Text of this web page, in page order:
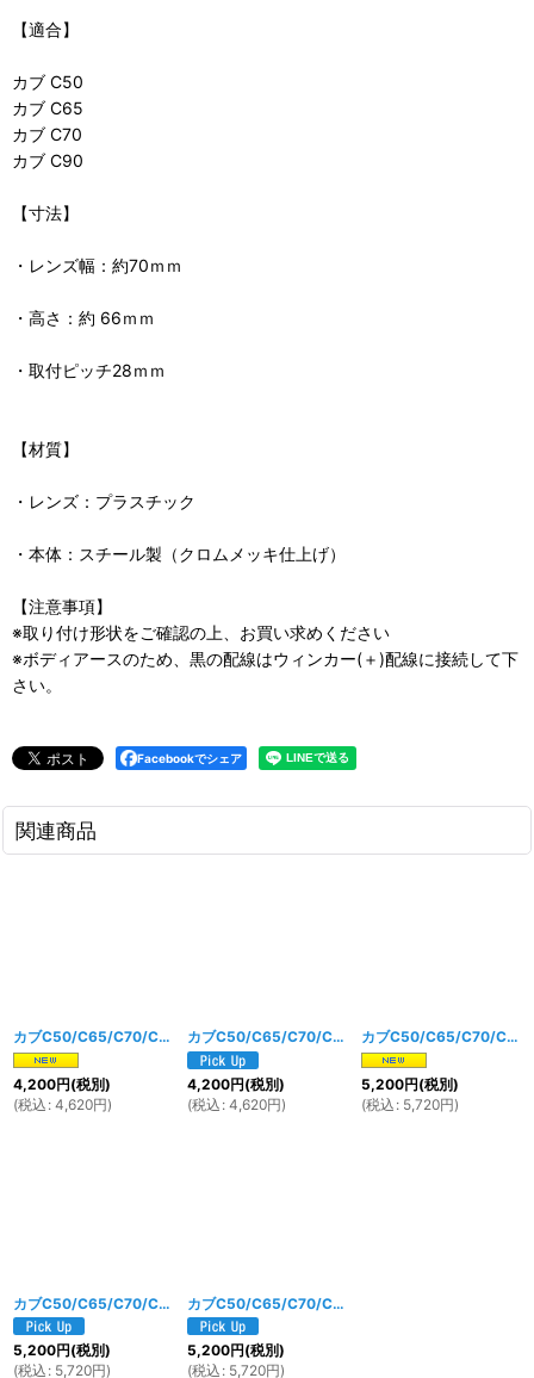
【適合】
カブ C50
カブ C65
カブ C70
カブ C90
【寸法】
・レンズ幅：約70ｍｍ
・高さ：約 66ｍｍ
・取付ピッチ28ｍｍ
【材質】
・レンズ：プラスチック
・本体：スチール製（クロムメッキ仕上げ）
【注意事項】
※取り付け形状をご確認の上、お買い求めください
※ボディアースのため、黒の配線はウィンカー(＋)配線に接続して下
さい。
Facebookでシェア
関連商品
カブC50/C65/C70/C90 ノーマルタイプフロントウインカー左右セット オレンジレンズ
4,200円(税別)
(税込 : 4,620円)
カブC50/C65/C70/C90 ノーマルタイプフロントウインカー左右セット スモークレンズ
4,200円(税別)
(税込 : 4,620円)
カブC50/C65/C70/C90 ノーマルタイプリアウインカー左右セット オレンジレンズ
5,200円(税別)
(税込 : 5,720円)
カブC50/C65/C70/C90 ノーマルタイプリアウインカー左右セット クリアレンズ
5,200円(税別)
(税込 : 5,720円)
カブC50/C65/C70/C90 ノーマルタイプリアウインカー左右セット スモークレンズ
5,200円(税別)
(税込 : 5,720円)